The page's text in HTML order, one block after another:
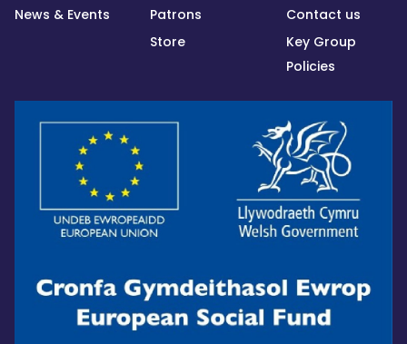
News & Events
Patrons
Store
Contact us
Key Group
Policies